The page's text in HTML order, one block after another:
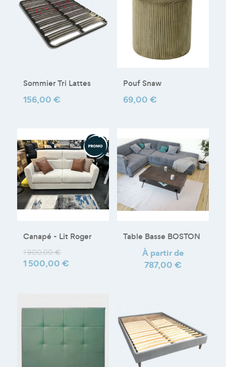
Sommier Tri Lattes
Prix
156,00 €
Pouf Snaw
Prix
69,00 €
Canapé - Lit Roger
Prix
de
1 900,00 €
Prix
1 500,00 €
Table Basse BOSTON
À partir de
787,00 €